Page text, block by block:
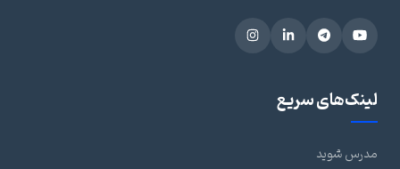
لینک‌های سریع
مدرس شوید